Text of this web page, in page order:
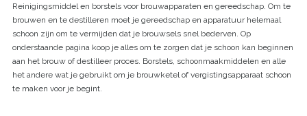
e
.
n
l
Reinigingsmiddel en borstels voor brouwapparaten en gereedschap. Om te
brouwen en te destilleren moet je gereedschap en apparatuur helemaal
schoon zijn om te vermijden dat je brouwsels snel bederven. Op
onderstaande pagina koop je alles om te zorgen dat je schoon kan beginnen
aan het brouw of destilleer proces. Borstels, schoonmaakmiddelen en alle
het andere wat je gebruikt om je brouwketel of vergistingsapparaat schoon
te maken voor je begint.